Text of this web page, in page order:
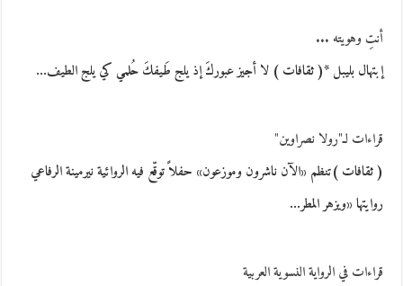
أنتِ وهويته ...
إبتهال بليبل *( ثقافات ) لا أجيز عبوركَ إذ يلج طَيفكَ حُلمي كي يلج الطيف…
قراءات لـ"رولا نصراوين"
( ثقافات )تنظم «الآن ناشرون وموزعون» حفلاً توقّع فيه الروائية نيرمينة الرفاعي
روايتها «ويزهر المطر…
قراءات في الرواية النسوية العربية